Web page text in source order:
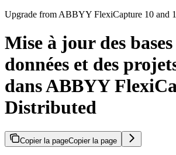
Upgrade from ABBYY FlexiCapture 10 and
Mise à jour des
données et des
dans ABBYY
Distributed
Copier la pageCopier la page